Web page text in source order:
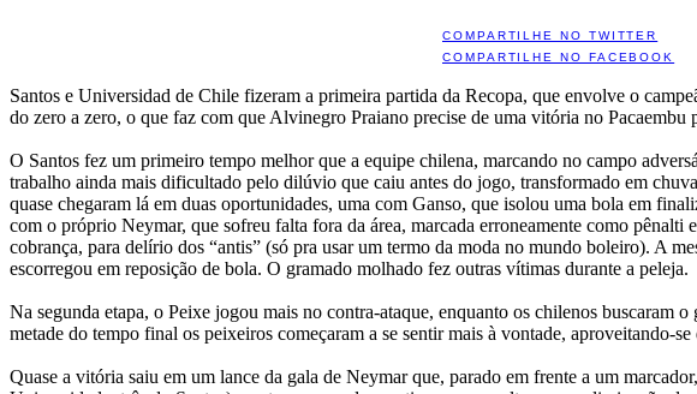
COMPARTILHE NO TWITTER
COMPARTILHE NO FACEBOOK
Santos e Universidad de Chile fizeram a primeira partida da Recopa, que envolve o
do zero a zero, o que faz com que Alvinegro Praiano precise de uma vitória no Pacaembu
O Santos fez um primeiro tempo melhor que a equipe chilena, marcando no campo
trabalho ainda mais dificultado pelo dilúvio que caiu antes do jogo, transformado em
quase chegaram lá em duas oportunidades, uma com Ganso, que isolou uma bola em
com o próprio Neymar, que sofreu falta fora da área, marcada erroneamente como
cobrança, para delírio dos “antis” (só pra usar um termo da moda no mundo boleiro). A
escorregou em reposição de bola. O gramado molhado fez outras vítimas durante a peleja.
Na segunda etapa, o Peixe jogou mais no contra-ataque, enquanto os chilenos buscaram
metade do tempo final os peixeiros começaram a se sentir mais à vontade, aproveitando-se
Quase a vitória saiu em um lance da gala de Neymar que, parado em frente a um